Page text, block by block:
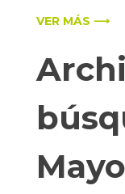
VER MÁS ⟶